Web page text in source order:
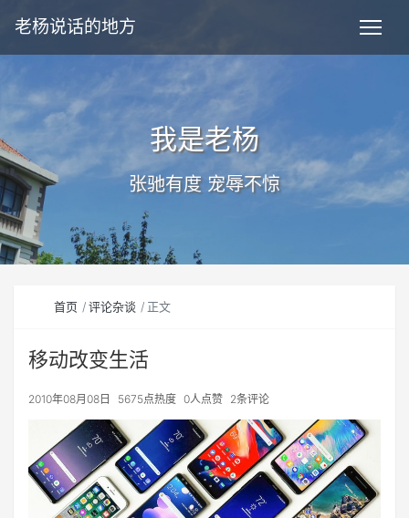
老杨说话的地方
我是老杨
张驰有度 宠辱不惊
首页 评论杂谈 正文
移动改变生活
2010年08月08日 5675点热度 0人点赞 2条评论